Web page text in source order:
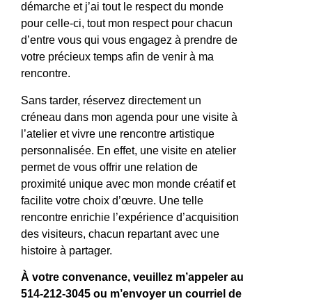
démarche et j’ai tout le respect du monde
pour celle-ci, tout mon respect pour chacun
d’entre vous qui vous engagez à prendre de
votre précieux temps afin de venir à ma
rencontre.
Sans tarder, réservez directement un
créneau dans mon agenda pour une visite à
l’atelier et vivre une rencontre artistique
personnalisée. En effet, une visite en atelier
permet de vous offrir une relation de
proximité unique avec mon monde créatif et
facilite votre choix d’œuvre. Une telle
rencontre enrichie l’expérience d’acquisition
des visiteurs, chacun repartant avec une
histoire à partager.
À votre convenance, veuillez m’appeler au
514-212-3045 ou m’envoyer un courriel de